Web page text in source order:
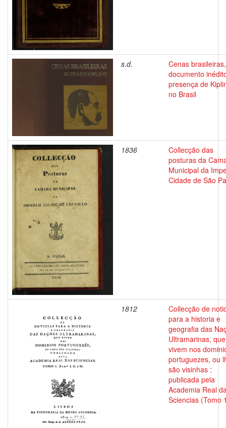
s.d.
Cenas
documento
presença de
no Brasil
1836
Collecção das
posturas da
Municipal da
Cidade de São
1812
Collecção de
para a historia e
geografia das
Ultramarinas, que
vivem nos
portuguezes, ou
são visinhas :
publicada pela
Academia Real
Sciencias (Tomo